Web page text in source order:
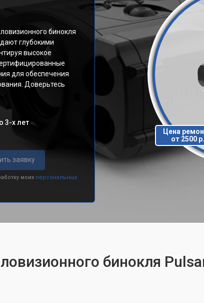
бинокля
глубокими
высокое
для обеспечения
Доверьтесь
3-х лет
заявку
моих персональных
Цена
от 2500 р.
бинокля